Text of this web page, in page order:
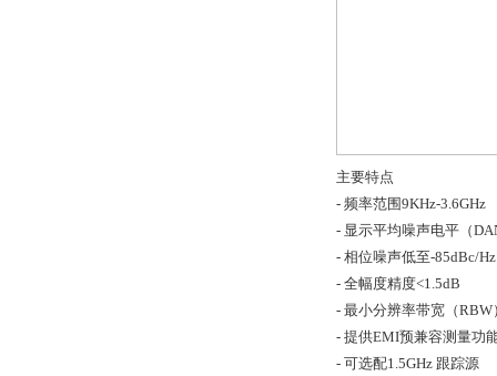
主要特点
- 频率范围9KHz-3.6GHz
- 显示平均噪声电平（
- 相位噪声低至-85dBc/
- 全幅度精度<1.5dB
- 最小分辨率带宽（RBW
- 提供EMI预兼容测量功
- 可选配1.5GHz 跟踪源